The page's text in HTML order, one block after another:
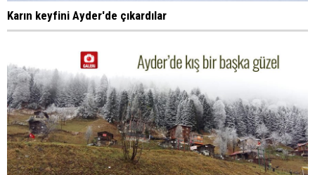
Karın keyfini Ayder'de çıkardılar